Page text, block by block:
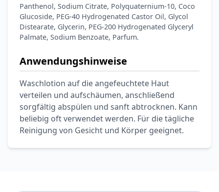
Panthenol, Sodium Citrate, Polyquaternium-10, Coco
Glucoside, PEG-40 Hydrogenated Castor Oil, Glycol
Distearate, Glycerin, PEG-200 Hydrogenated Glyceryl
Palmate, Sodium Benzoate, Parfum.
Anwendungshinweise
Waschlotion auf die angefeuchtete Haut
verteilen und aufschäumen, anschließend
sorgfältig abspülen und sanft abtrocknen. Kann
beliebig oft verwendet werden. Für die tägliche
Reinigung von Gesicht und Körper geeignet.